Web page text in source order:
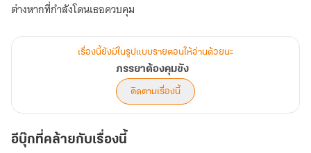
ต่างหากที่กำลังโดนเธอควบคุม
เรื่องนี้ยังมีในรูปแบบรายตอนให้อ่านด้วยนะ
ภรรยาต้องคุมขัง
ติดตามเรื่องนี้
อีบุ๊กที่คล้ายกับเรื่องนี้